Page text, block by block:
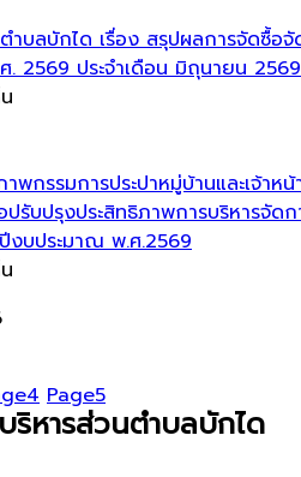
ำบลบักได เรื่อง สรุปผลการจัดซื้อจั
. 2569 ประจำเดือน มิถุนายน 2569
กรรมการประปาหมู่บ้านและเจ้าหน้
ปรับปรุงประสิทธิภาพการบริหารจัดก
งบประมาณ พ.ศ.2569
4 Page5
ริหารส่วนตำบลบักได